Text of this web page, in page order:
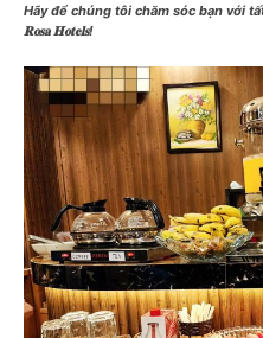
Hãy để chúng tôi chăm sóc bạn với
𝐑𝐨𝐬𝐚 𝐇𝐨𝐭𝐞𝐥𝐬!